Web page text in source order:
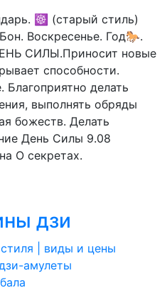
☸ (старый стиль)
Воскресенье. Год🐎.
СИЛЫ.Приносит новые
способности.
делать
выполнять обряды
божеств. Делать
День Силы 9.08
О секретах.
дзи
| виды и цены
амулеты